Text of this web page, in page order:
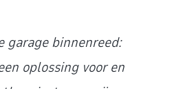
garage binnenreed:
oplossing voor en